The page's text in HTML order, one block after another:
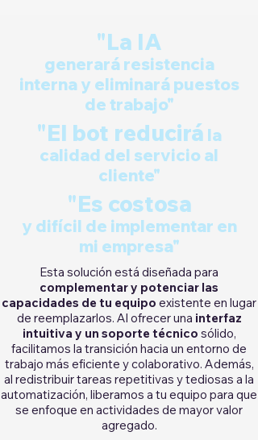
"La IA
generará resistencia
interna y eliminará puestos
de trabajo"
"El bot reducirá la
calidad del servicio al
cliente"
"Es costosa
y difícil de implementar en
mi empresa"
Esta solución está diseñada para
complementar y potenciar las
capacidades de tu equipo existente en lugar
de reemplazarlos. Al ofrecer una interfaz
intuitiva y un soporte técnico sólido,
facilitamos la transición hacia un entorno de
trabajo más eficiente y colaborativo. Además,
al redistribuir tareas repetitivas y tediosas a la
automatización, liberamos a tu equipo para que
se enfoque en actividades de mayor valor
agregado.